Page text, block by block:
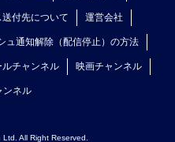
送付先について 運営会社
ュ通知解除（配信停止）の方法
チャンネル 映画チャンネル
ンネル
All Right Reserved.